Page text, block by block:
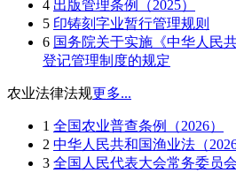
4 出版管理条例（2025）
5 印铸刻字业暂行管理规则
6 国务院关于实施《中华人民
登记管理制度的规定
农业法律法规更多...
1 全国农业普查条例（2026）
2 中华人民共和国渔业法（2026
3 全国人民代表大会常务委员